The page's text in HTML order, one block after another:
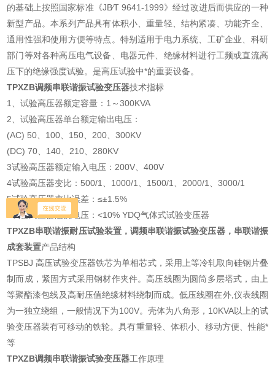
的基础上按照国家标准《JB∕T 9641-1999》经过改进后而供应的一种
新型产品。本系列产品具有体积小、重量轻、结构紧凑、功能齐全、
通用性强和使用方便等特点。特别适用于电力系统、工矿企业、科研
部门等对各种高压电气设备、电器元件、绝缘材料进行工频或直流高
压下的绝缘强度试验。是高压试验中*的重要设备。
TPXZB调频串联谐振试验变压器技术指标
1、试验高压器额定容量：1～300KVA
2、试验高压器单台额定输出电压：
(AC) 50、100、150、200、300KV
(DC) 70、140、210、280KV
3试验高压器额定输入电压：200V、400V
4试验高压器变比：500/1、1000/1、1500/1、2000/1、3000/1
5试验高压器变比误差：≤±1.5%
6试验高压器阻抗电压：<10% YDQ气体式试验变压器
TPXZB串联谐振耐压试验装置，调频串联谐振试验变压器，串联谐振
成套装置产品结构
TPSBJ 高压试验变压器铁芯为单相芯式，采用上等冷轧取向硅钢片叠
制而成，紧固方式采用钢材作夹件。高压线圈为圆筒多层塔式，由上
等聚酯漆包线及高耐压值绝缘材料绕制而成。低压线圈在外,仪表线圈
为一独立绕组，一般情况下为100V。壳体为八角形，10KVA以上的试
验变压器装有可移动的铁轮。具有重量轻、体积小、移动方便、性能*
等
TPXZB调频串联谐振试验变压器工作原理